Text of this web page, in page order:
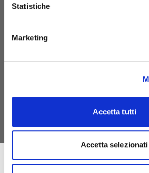
Statistiche
Marketing
Accetta tutti
Accetta selezionati
allows you to fully experience the city
DISCOVER MYFE